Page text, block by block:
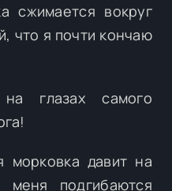
сжимается вокруг
что я почти кончаю
глазах самого
морковка давит на
подгибаются